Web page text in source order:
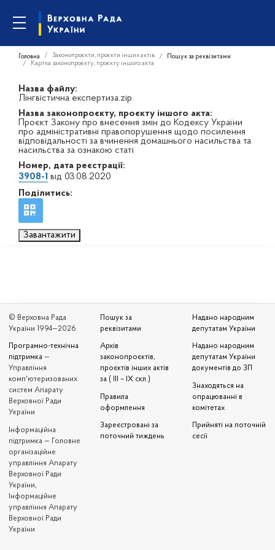
Головна Законопроєкти, проєкти інших актів
Пошук за реквізитами
Картка законопроєкту, проєкту іншого акта
Назва файлу:
Лінгвістична експертиза.zip
Назва законопроєкту, проєкту іншого акта:
Проєкт Закону про внесення змін до Кодексу України
про адміністративні правопорушення щодо посилення
відповідальності за вчинення домашнього насильства та
насильства за ознакою статі
Номер, дата реєстрації:
3908-1 від 03.08.2020
Поділитись:
Завантажити
© Верховна Рада
України 1994—2026
Програмно-технічна
підтримка —
Управління
комп'ютеризованих
систем Апарату
Верховної Ради
України
Iнформаційна
підтримка — Головне
організаційне
управління Апарату
Верховної Ради
України,
Інформаційне
управління Апарату
Верховної Ради
України
Пошук за
реквізитами
Архів
законопроєктів,
проєктів інших актів
за ( III – IX скл.)
Правила
оформлення
Зареєстровані за
поточний тиждень
Надано народним
депутатам України
Надано народним
депутатам України
документів до ЗП
Знаходяться на
опрацюванні в
комітетах
Прийняті на поточній
сесії